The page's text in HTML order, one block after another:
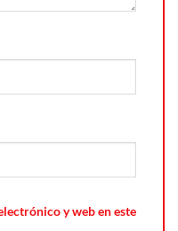
y web en este